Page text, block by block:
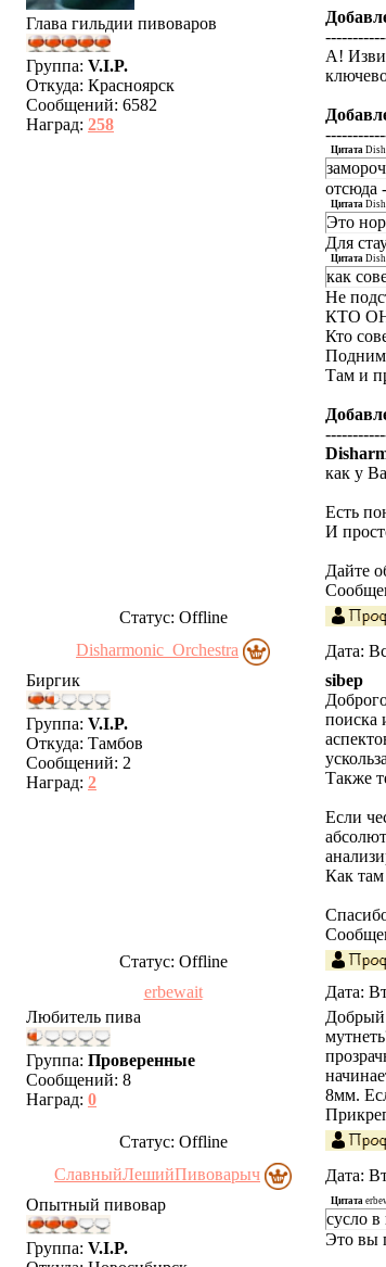
Глава гильдии пивоваров
Группа: V.I.P.
Откуда: Красноярск
Сообщений: 6582
Наград: 258
А!
Цитата
отсюда
Цитата
Это
Для
Цитата
как
Не
КТО
Кто
Там и
как у
Есть
И
Дайте
Статус: Offline
Disharmonic_Orchestra
Дата:
Биргик
Группа: V.I.P.
Откуда: Тамбов
Сообщений: 2
Наград: 2
sibep
поиска
Также
Если
Как
Статус: Offline
erbewait
Дата:
Любитель пива
Группа: Проверенные
Сообщений: 8
Наград: 0
Добрый
8мм.
Статус: Offline
СлавныйЛешийПивоварыч
Дата:
Опытный пивовар
Группа: V.I.P.
Цитата
сусло
Это вы